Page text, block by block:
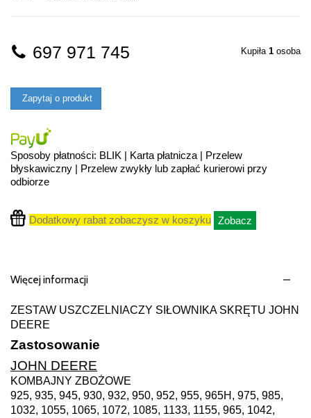
Kupiła 1 osoba
697 971 745
Zapytaj o produkt
Sposoby płatności: BLIK | Karta płatnicza | Przelew
błyskawiczny | Przelew zwykły lub zapłać kurierowi przy
odbiorze
Dodatkowy rabat zobaczysz w koszyku Zobacz
Więcej informacji
ZESTAW USZCZELNIACZY SIŁOWNIKA SKRĘTU JOHN
DEERE
Zastosowanie
JOHN DEERE
KOMBAJNY ZBOŻOWE
925, 935, 945, 930, 932, 950, 952, 955, 965H, 975, 985,
1032, 1055, 1065, 1072, 1085, 1133, 1155, 965, 1042,